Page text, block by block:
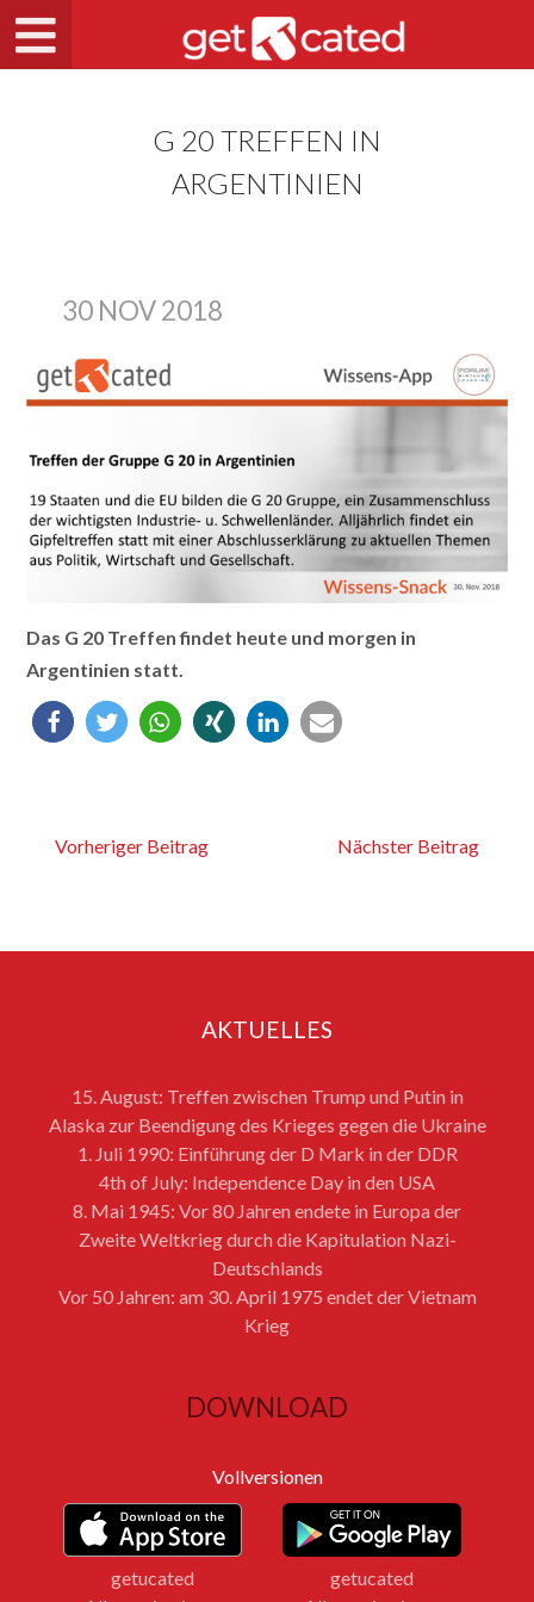
G 20 TREFFEN IN
ARGENTINIEN
30 NOV 2018
Das G 20 Treffen findet heute und morgen in
Argentinien statt.
Vorheriger Beitrag Nächster Beitrag
AKTUELLES
15. August: Treffen zwischen Trump und Putin in
Alaska zur Beendigung des Krieges gegen die Ukraine
1. Juli 1990: Einführung der D Mark in der DDR
4th of July: Independence Day in den USA
8. Mai 1945: Vor 80 Jahren endete in Europa der
Zweite Weltkrieg durch die Kapitulation Nazi-
Deutschlands
Vor 50 Jahren: am 30. April 1975 endet der Vietnam
Krieg
DOWNLOAD
Vollversionen
getucated
getucated